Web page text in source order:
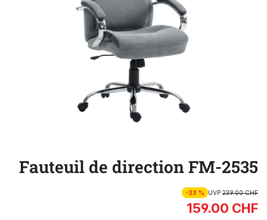
Fauteuil de direction FM-2535
-33 % UVP239.00 CHF
159.00 CHF